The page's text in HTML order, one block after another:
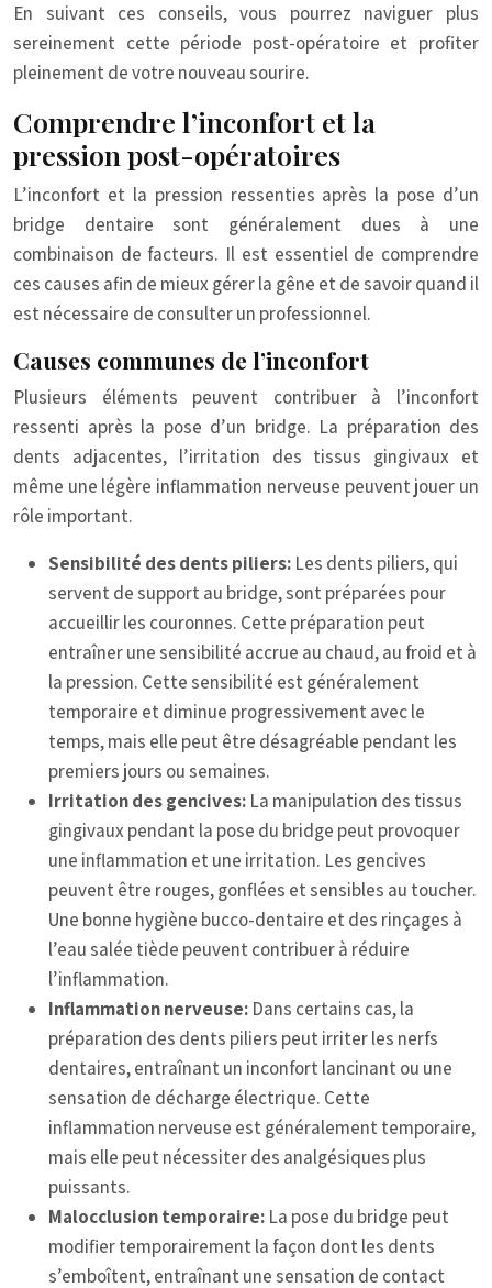
En suivant ces conseils, vous pourrez naviguer plus
sereinement cette période post-opératoire et profiter
pleinement de votre nouveau sourire.
Comprendre l’inconfort et la
pression post-opératoires
L’inconfort et la pression ressenties après la pose d’un
bridge dentaire sont généralement dues à une
combinaison de facteurs. Il est essentiel de comprendre
ces causes afin de mieux gérer la gêne et de savoir quand il
est nécessaire de consulter un professionnel.
Causes communes de l’inconfort
Plusieurs éléments peuvent contribuer à l’inconfort
ressenti après la pose d’un bridge. La préparation des
dents adjacentes, l’irritation des tissus gingivaux et
même une légère inflammation nerveuse peuvent jouer un
rôle important.
Sensibilité des dents piliers: Les dents piliers, qui
servent de support au bridge, sont préparées pour
accueillir les couronnes. Cette préparation peut
entraîner une sensibilité accrue au chaud, au froid et à
la pression. Cette sensibilité est généralement
temporaire et diminue progressivement avec le
temps, mais elle peut être désagréable pendant les
premiers jours ou semaines.
Irritation des gencives: La manipulation des tissus
gingivaux pendant la pose du bridge peut provoquer
une inflammation et une irritation. Les gencives
peuvent être rouges, gonflées et sensibles au toucher.
Une bonne hygiène bucco-dentaire et des rinçages à
l’eau salée tiède peuvent contribuer à réduire
l’inflammation.
Inflammation nerveuse: Dans certains cas, la
préparation des dents piliers peut irriter les nerfs
dentaires, entraînant un inconfort lancinant ou une
sensation de décharge électrique. Cette
inflammation nerveuse est généralement temporaire,
mais elle peut nécessiter des analgésiques plus
puissants.
Malocclusion temporaire: La pose du bridge peut
modifier temporairement la façon dont les dents
s’emboîtent, entraînant une sensation de contact